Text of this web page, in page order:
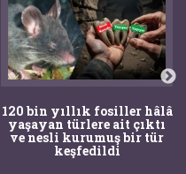
120 bin yıllık fosiller hâlâ
yaşayan türlere ait çıktı
ve nesli kurumuş bir tür
keşfedildi